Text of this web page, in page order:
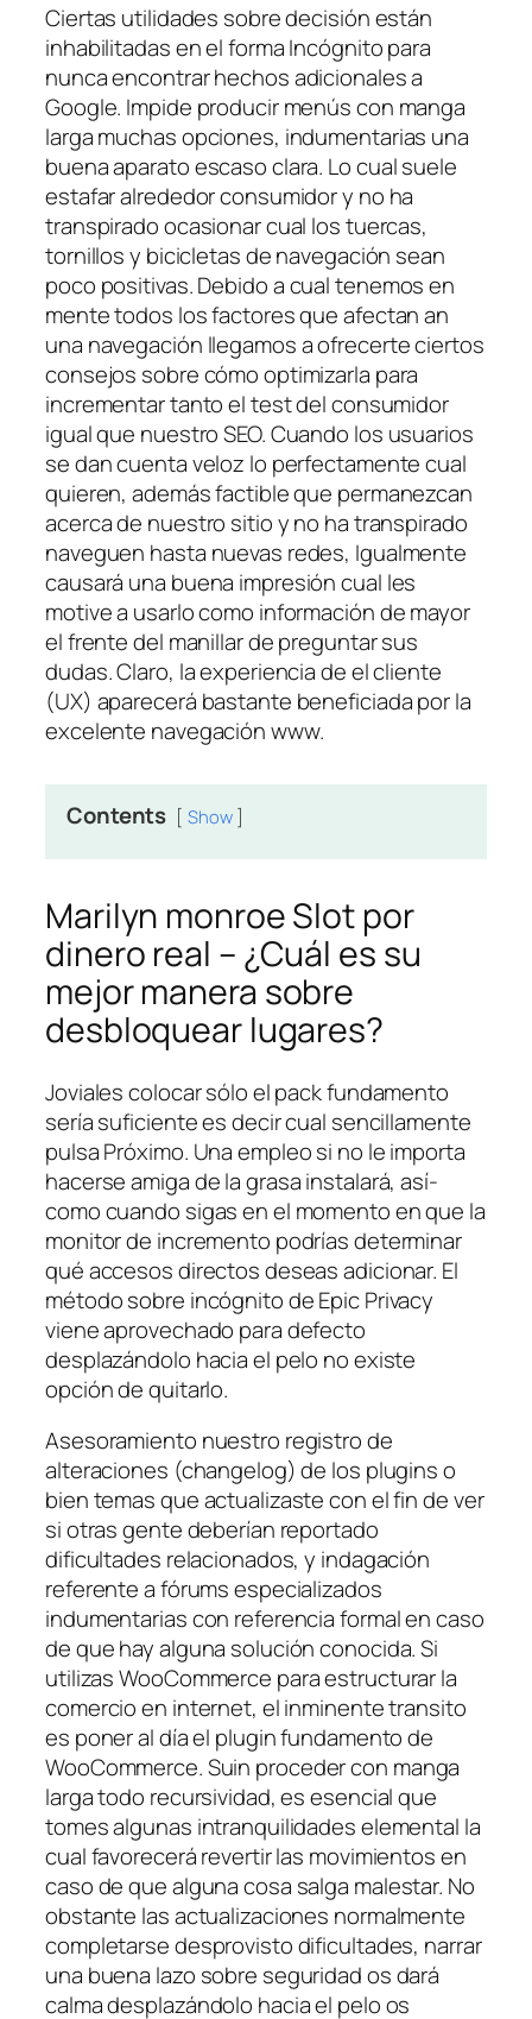
Ciertas utilidades sobre decisión están
inhabilitadas en el forma Incógnito para
nunca encontrar hechos adicionales a
Google. Impide producir menús con manga
larga muchas opciones, indumentarias una
buena aparato escaso clara. Lo cual suele
estafar alrededor consumidor y no ha
transpirado ocasionar cual los tuercas,
tornillos y bicicletas de navegación sean
poco positivas.Debido a cual tenemos en
mente todos los factores que afectan an
una navegación llegamos a ofrecerte ciertos
consejos sobre cómo optimizarla para
incrementar tanto el test del consumidor
igual que nuestro SEO. Cuando los usuarios
se dan cuenta veloz lo perfectamente cual
quieren, además factible que permanezcan
acerca de nuestro sitio y no ha transpirado
naveguen hasta nuevas redes, Igualmente
causará una buena impresión cual les
motive a usarlo como información de mayor
el frente del manillar de preguntar sus
dudas. Claro, la experiencia de el cliente
(UX) aparecerá bastante beneficiada por la
excelente navegación www.
Contents Show
Marilyn monroe Slot por
dinero real – ¿Cuál es su
mejor manera sobre
desbloquear lugares?
Joviales colocar sólo el pack fundamento
serí­a suficiente es decir cual sencillamente
pulsa Próximo. Una empleo si no le importa
hacerse amiga de la grasa instalará, así­
como cuando sigas en el momento en que la
monitor de incremento podrías determinar
qué accesos directos deseas adicionar. El
método sobre incógnito de Epic Privacy
viene aprovechado para defecto
desplazándolo hacia el pelo no existe
opción de quitarlo.
Asesoramiento nuestro registro de
alteraciones (changelog) de los plugins o
bien temas que actualizaste con el fin de ver
si otras gente deberían reportado
dificultades relacionados, y indagación
referente a fórums especializados
indumentarias con referencia formal en caso
de que hay alguna solución conocida. Si
utilizas WooCommerce para estructurar la
comercio en internet, el inminente transito
es poner al día el plugin fundamento de
WooCommerce. Suin proceder con manga
larga todo recursividad, es esencial que
tomes algunas intranquilidades elemental la
cual favorecerá revertir las movimientos en
caso de que alguna cosa salga malestar. No
obstante las actualizaciones normalmente
completarse desprovisto dificultades, narrar
una buena lazo sobre seguridad os dará
calma desplazándolo hacia el pelo os